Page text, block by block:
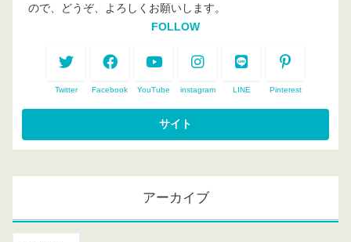
ので、どうぞ、よろしくお願いします。
FOLLOW
Twitter Facebook YouTube instagram LINE Pinterest
アーカイブ
ア